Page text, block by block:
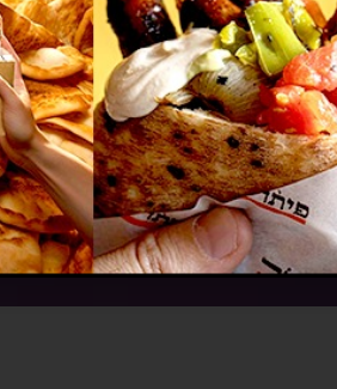
רחוב התע"ש 10, כפר סבא
שעות פעילות
ימים א-ה 9:00-18:00
ימי שישי סגור